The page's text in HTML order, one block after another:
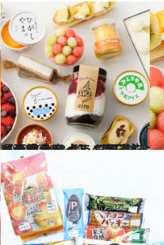
2024.7.29
【画像全83点】47都道府県の手土産 おうちで楽しめる絶品アイス《西日本エリア》
グルメ